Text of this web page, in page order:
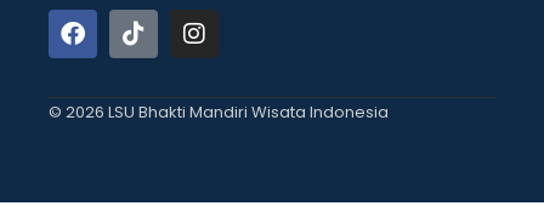
© 2026 LSU Bhakti Mandiri Wisata Indonesia